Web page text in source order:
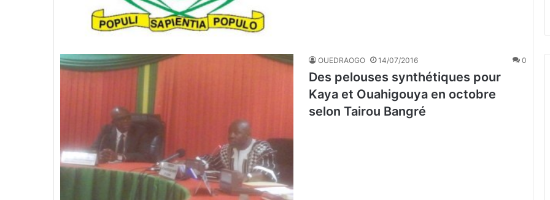
OUEDRAOGO 14/07/2016 0
Des pelouses synthétiques pour
Kaya et Ouahigouya en octobre
selon Tairou Bangré